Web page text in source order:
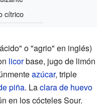
cítrico
o "agrio" en inglés)
licorbase, jugo de limón
azúcar, triple
piña. Laclara de huevo
en los cócteles Sour.